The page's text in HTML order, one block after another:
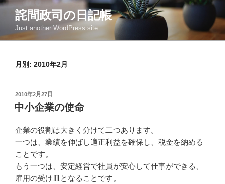
コ
ン
詫間政司の日記帳
Just another WordPress site
月別: 2010年2月
投
稿
日:
2010年2月27日
中小企業の使命
企業の役割は大きく分けて二つあります。
一つは、業績を伸ばし適正利益を確保し、税金を納める
ことです。
もう一つは、安定経営で社員が安心して仕事ができる、
雇用の受け皿となることです。